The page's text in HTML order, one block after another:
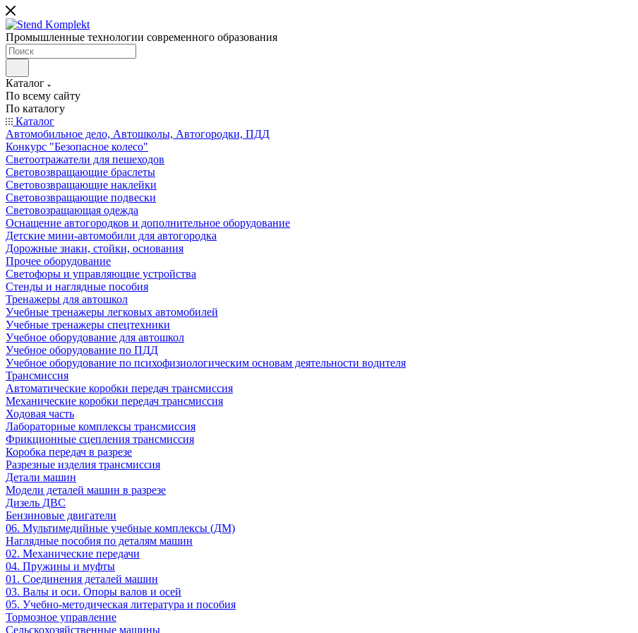
Промышленные технологии современного образования
Каталог
По всему сайту
По каталогу
Каталог
Автомобильное дело, Автошколы, Автогородки, ПДД
Конкурс "Безопасное колесо"
Светоотражатели для пешеходов
Световозвращающие браслеты
Световозвращающие наклейки
Световозвращающие подвески
Световозращающая одежда
Оснащение автогородков и дополнительное оборудование
Детские мини-автомобили для автогородка
Дорожные знаки, стойки, основания
Прочее оборудование
Светофоры и управляющие устройства
Стенды и наглядные пособия
Тренажеры для автошкол
Учебные тренажеры легковых автомобилей
Учебные тренажеры спецтехники
Учебное оборудование для автошкол
Учебное оборудование по ПДД
Учебное оборудование по психофизиологическим основам деятельности водителя
Трансмиссия
Автоматические коробки передач трансмиссия
Механические коробки передач трансмиссия
Ходовая часть
Лабораторные комплексы трансмиссия
Фрикционные сцепления трансмиссия
Коробка передач в разрезе
Разрезные изделия трансмиссия
Детали машин
Модели деталей машин в разрезе
Дизель ДВС
Бензиновые двигатели
06. Мультимедийные учебные комплексы (ДМ)
Наглядные пособия по деталям машин
02. Механические передачи
04. Пружины и муфты
01. Соединения деталей машин
03. Валы и оси. Опоры валов и осей
05. Учебно-методическая литература и пособия
Тормозное управление
Сельскохозяйственные машины